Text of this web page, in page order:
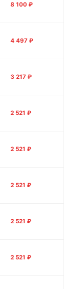
8 100 ₽
4 497 ₽
3 217 ₽
2 521 ₽
2 521 ₽
2 521 ₽
2 521 ₽
2 521 ₽